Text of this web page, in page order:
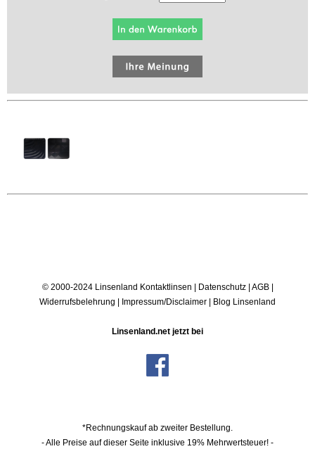
© 2000-2024 Linsenland Kontaktlinsen | Datenschutz| AGB|
Widerrufsbelehrung | Impressum/Disclaimer | Blog Linsenland
Linsenland.net jetzt bei
*Rechnungskauf ab zweiter Bestellung.
- Alle Preise auf dieser Seite inklusive 19% Mehrwertsteuer! -